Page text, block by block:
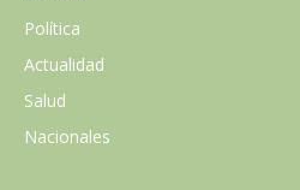
Política
Actualidad
Salud
Nacionales